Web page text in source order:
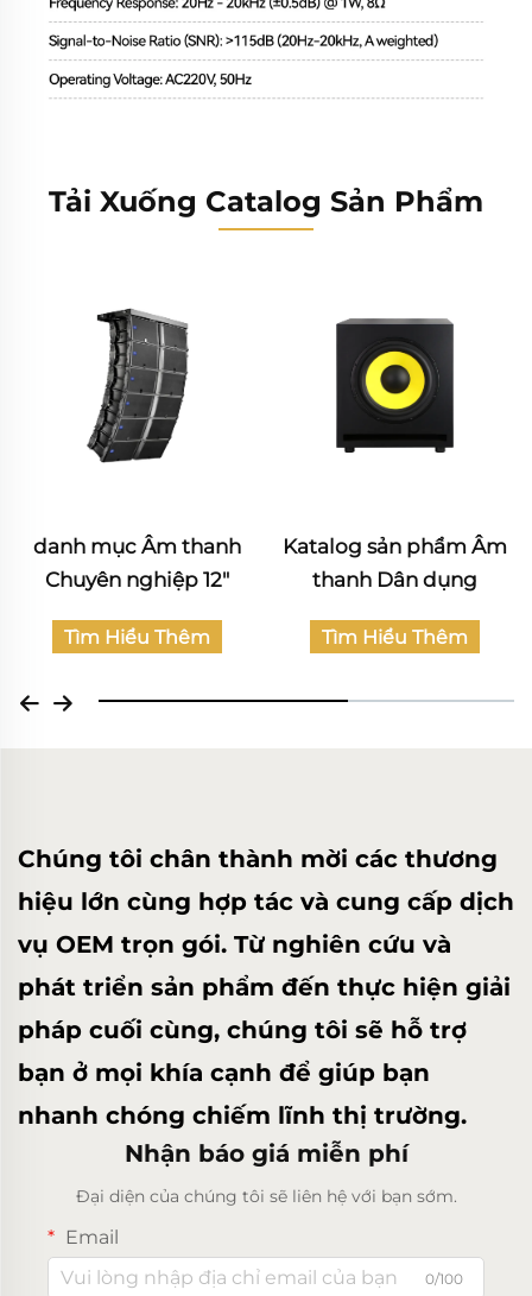
Tải Xuống Catalog Sản Phẩm
Katalog sản phẩm Âm
thanh Dân dụng
Tìm Hiểu Thêm
Katalog Âm thanh
Chuyên nghiệp
Tìm Hiểu Thêm
Chúng tôi chân thành mời các thương
hiệu lớn cùng hợp tác và cung cấp dịch
vụ OEM trọn gói. Từ nghiên cứu và
phát triển sản phẩm đến thực hiện giải
pháp cuối cùng, chúng tôi sẽ hỗ trợ
bạn ở mọi khía cạnh để giúp bạn
nhanh chóng chiếm lĩnh thị trường.
Nhận báo giá miễn phí
Đại diện của chúng tôi sẽ liên hệ với bạn sớm.
Email
0/100